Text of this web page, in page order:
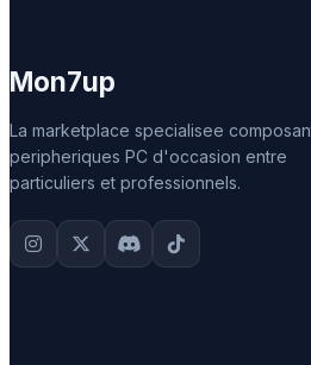
Mon7up
La marketplace specialisee
peripheriques PC d'occasion entre
particuliers et professionnels.